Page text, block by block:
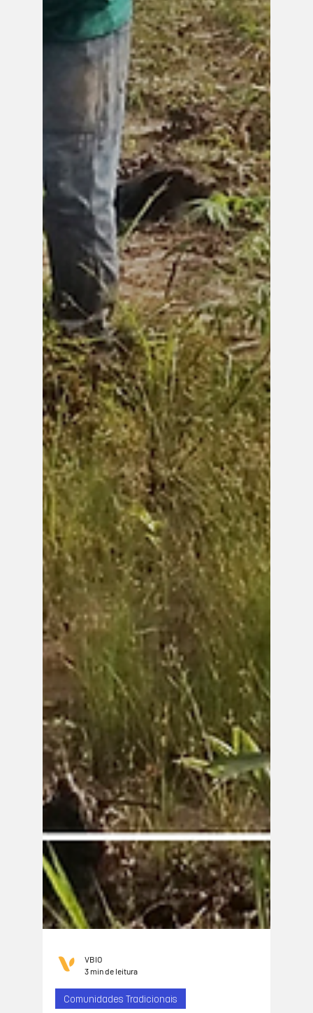
3 min de leitura